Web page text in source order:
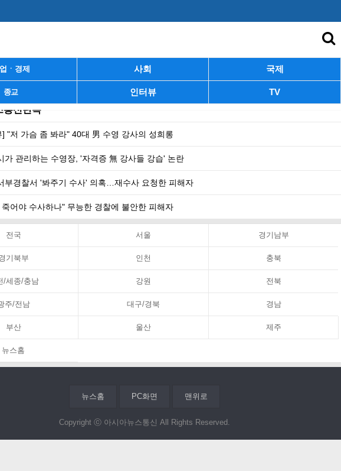
ㆍ경제 사회 국제
종교 인터뷰 TV
통신단독
] "저 가슴 좀 봐라" 40대 男 수영 강사의 성희롱
가 관리하는 수영장, '자격증 無 강사들 강습' 논란
부경찰서 '봐주기 수사' 의혹…재수사 요청한 피해자
어야 수사하나" 무능한 경찰에 불안한 피해자
전국 서울 경기남부
기북부 인천 충북
/세종/충남 강원 전북
주/전남 대구/경북 경남
부산 울산 제주
뉴스홈
뉴스홈 PC화면 맨위로
Copyright ⓒ 아시아뉴스통신 All Rights Reserved.